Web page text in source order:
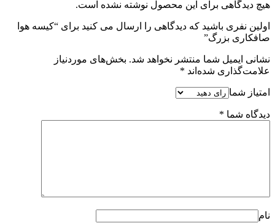
هیچ دیدگاهی برای این محصول نوشته نشده است.
اولین نفری باشید که دیدگاهی را ارسال می کنید برای “کیسه هوا
صافکاری بزرگ”
نشانی ایمیل شما منتشر نخواهد شد. بخش‌های موردنیاز
علامت‌گذاری شده‌اند *
امتیاز شما
دیدگاه شما *
نام